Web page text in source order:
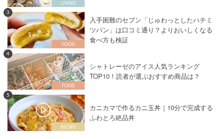
3
入手困難のセブン「じゅわっとしたハチミ
ツパン」は口コミ通り？よりおいしくなる
食べ方も検証
4
シャトレーゼのアイス人気ランキング
TOP10！読者が選ぶおすすめ商品は？
5
カニカマで作るカニ玉丼｜10分で完成する
ふわとろ絶品丼